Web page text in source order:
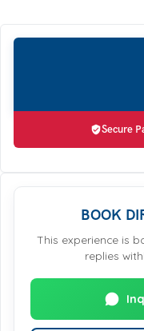
Secure
BOOK
This experience is
replies